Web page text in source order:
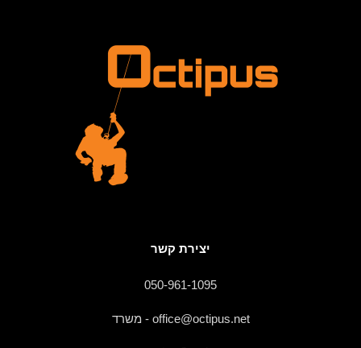
יצירת קשר
050-961-1095
office@octipus.net - משרד